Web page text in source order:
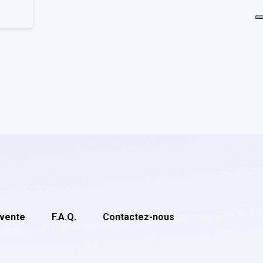
F.A.Q. Contactez-nous